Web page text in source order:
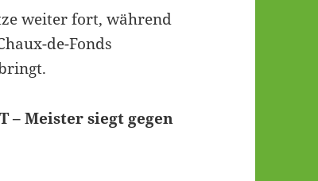
weiter fort, während
de-Fonds
– Meister siegt gegen